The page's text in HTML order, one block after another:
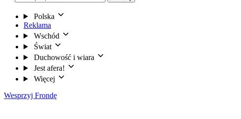
Polska
Reklama
Wschód
Świat
Duchowość i wiara
Jest afera!
Więcej
Wesprzyj Frondę